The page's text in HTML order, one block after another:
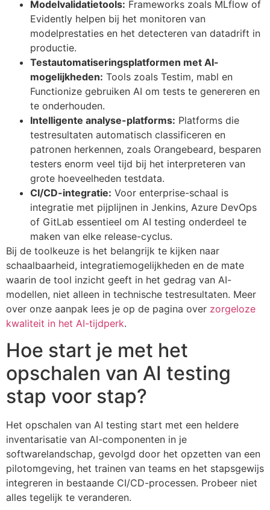
Modelvalidatietools: Frameworks zoals MLflow of
Evidently helpen bij het monitoren van
modelprestaties en het detecteren van datadrift in
productie.
Testautomatiseringsplatformen met AI-
mogelijkheden: Tools zoals Testim, mabl en
Functionize gebruiken AI om tests te genereren en
te onderhouden.
Intelligente analyse-platforms: Platforms die
testresultaten automatisch classificeren en
patronen herkennen, zoals Orangebeard, besparen
testers enorm veel tijd bij het interpreteren van
grote hoeveelheden testdata.
CI/CD-integratie: Voor enterprise-schaal is
integratie met pijplijnen in Jenkins, Azure DevOps
of GitLab essentieel om AI testing onderdeel te
maken van elke release-cyclus.
Bij de toolkeuze is het belangrijk te kijken naar
schaalbaarheid, integratiemogelijkheden en de mate
waarin de tool inzicht geeft in het gedrag van AI-
modellen, niet alleen in technische testresultaten. Meer
over onze aanpak lees je op de pagina over zorgeloze
kwaliteit in het AI-tijdperk.
Hoe start je met het
opschalen van AI testing
stap voor stap?
Het opschalen van AI testing start met een heldere
inventarisatie van AI-componenten in je
softwarelandschap, gevolgd door het opzetten van een
pilotomgeving, het trainen van teams en het stapsgewijs
integreren in bestaande CI/CD-processen. Probeer niet
alles tegelijk te veranderen.